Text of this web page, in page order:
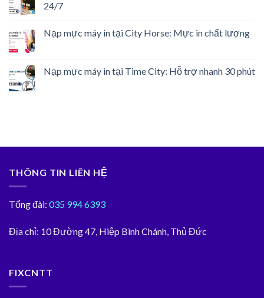
24/7
Nạp mực máy in tại City Horse: Mực in chất lượng
Nạp mực máy in tại Time City: Hỗ trợ nhanh 30 phút
THÔNG TIN LIÊN HỆ
Tổng đài: 035 994 6393
Địa chỉ: 10 Đường 47, Hiệp Bình Chánh, Thủ Đức
FIXCNTT